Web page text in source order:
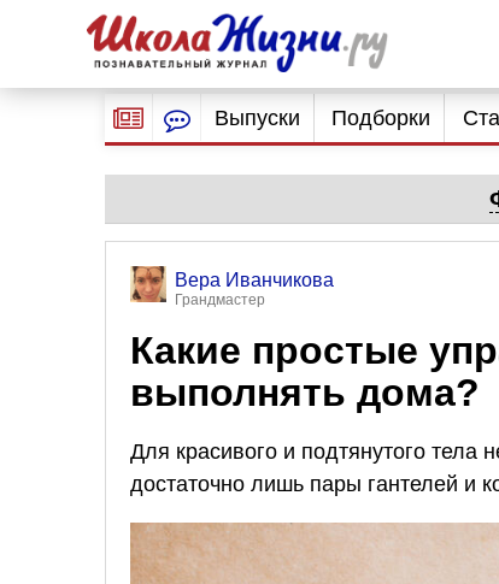
Выпуски Подборки
Вера Иванчикова
Грандмастер
Какие простые
выполнять дома?
Для красивого и подтянутого тела
достаточно лишь пары гантелей и